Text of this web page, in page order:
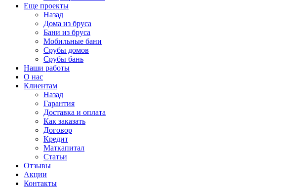
Еще проекты
Назад
Дома из бруса
Бани из бруса
Мобильные бани
Срубы домов
Срубы бань
Наши работы
О нас
Клиентам
Назад
Гарантия
Доставка и оплата
Как заказать
Договор
Кредит
Маткапитал
Статьи
Отзывы
Акции
Контакты